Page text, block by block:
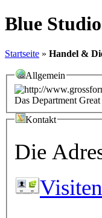
Blue
Startseite » Handel &
Allgemein
Das Department
Kontakt
Die